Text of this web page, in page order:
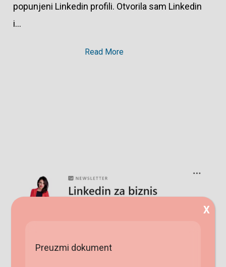
popunjeni Linkedin profili. Otvorila sam Linkedin
i…
Read More
Preuzmi dokument
X